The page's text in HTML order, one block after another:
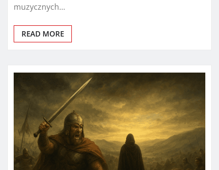
muzycznych…
READ MORE